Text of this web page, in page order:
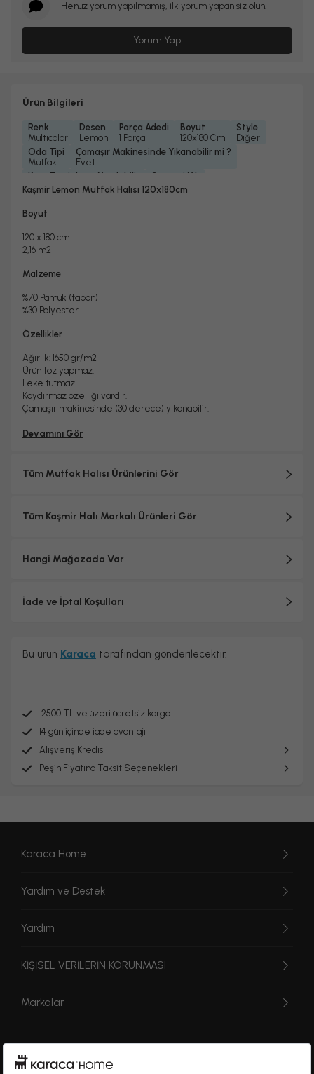
Henüz yorum yapılmamış, ilk yorum yapan siz olun!
Yorum Yap
Ürün Bilgileri
Renk
Multicolor
Desen
Lemon
Parça Adedi
1 Parça
Boyut
120x180 Cm
Style
Diğer
Oda Tipi
Mutfak
Çamaşır Makinesinde Yıkanabilir mi ?
Evet
Kuru Temizleme Yapılabilir
Evet
Garanti Yılı
2 Yıl
2, 16
Kaşmir Lemon Mutfak Halısı 120x180cm
Boyut
120 x 180 cm
2,16 m2
Malzeme
%70 Pamuk (taban)
%30 Polyester
Özellikler
Ağırlık: 1650 gr/m2
Ürün toz yapmaz.
Leke tutmaz.
Kaydırmaz özelliği vardır.
Çamaşır makinesinde (30 derece) yıkanabilir.
Devamını Gör
Tüm Mutfak Halısı Ürünlerini Gör
Tüm Kaşmir Halı Markalı Ürünleri Gör
Hangi Mağazada Var
İade ve İptal Koşulları
Bu ürün Karaca tarafından gönderilecektir.
2500 TL ve üzeri ücretsiz kargo
14 gün içinde iade avantajı
Alışveriş Kredisi
Peşin Fiyatına Taksit Seçenekleri
Karaca Home
Yardım ve Destek
Yardım
KİŞİSEL VERİLERİN KORUNMASI
Markalar